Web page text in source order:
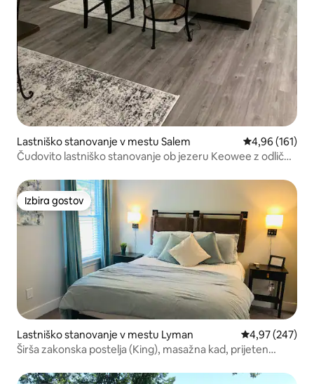
Lastniško stanovanje v mestu Salem Povprečna
4,96 (161)
Čudovito lastniško stanovanje ob jezeru Keowee z odlično
Izbira gostov
Izbira gostov
Lastniško stanovanje v mestu Lyman Povprečna
4,97 (247)
Širša zakonska postelja (King), masažna kad, prijeten